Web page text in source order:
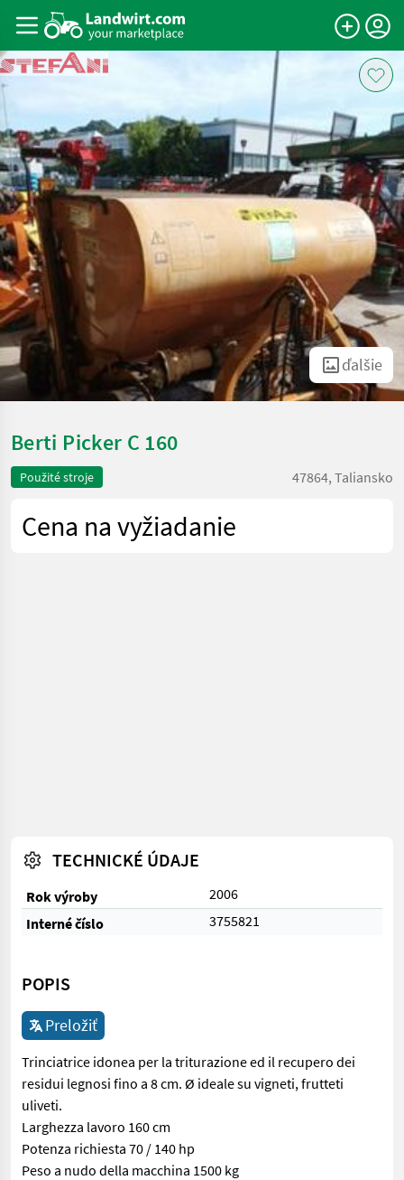
ďalšie
Berti Picker C 160
Použité stroje 47864, Taliansko
Cena na vyžiadanie
TECHNICKÉ ÚDAJE
Rok výroby
2006
Interné číslo
3755821
POPIS
Preložiť
Trinciatrice idonea per la triturazione ed il recupero dei
residui legnosi fino a 8 cm. Ø ideale su vigneti, frutteti
uliveti.
Larghezza lavoro 160 cm
Potenza richiesta 70 / 140 hp
Peso a nudo della macchina 1500 kg